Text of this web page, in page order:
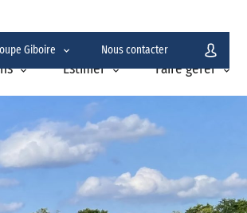
Estimer Faire gérer
Giboire Nous contacter